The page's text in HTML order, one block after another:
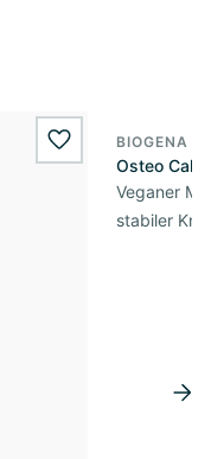
wishlist.add
BIOGENA
Osteo
Veganer
stabiler